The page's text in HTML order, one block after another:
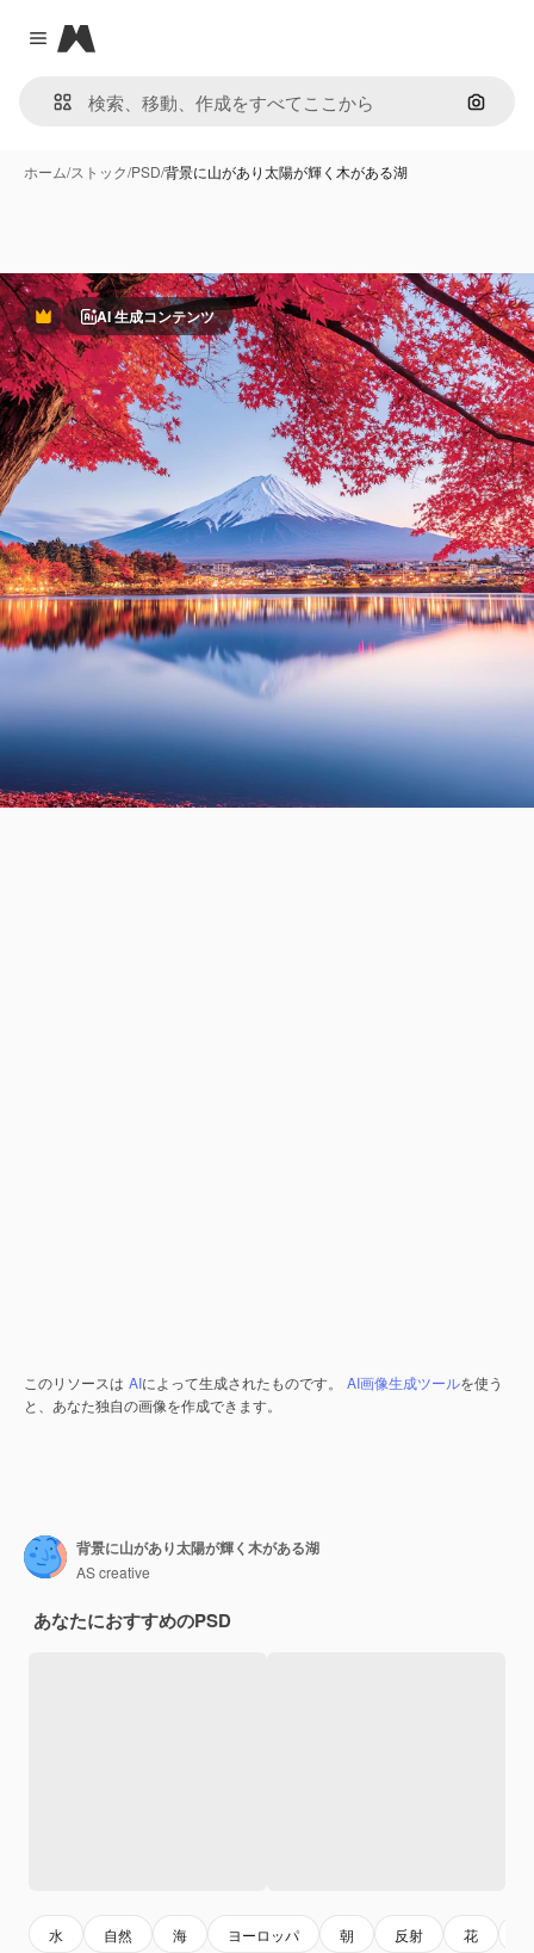
Close menu
Magnific
画像で
ホーム/ストック/PSD/背景に山があり太陽が輝く木がある湖
PremiumAI 生成コンテンツ
このリソースは AIによって生成されたものです。 AI画像生成ツールを使う
と、あなた独自の画像を作成できます。
背景に山があり太陽が輝く木がある湖
AS creative
あなたにおすすめのPSD
水 自然 海 ヨーロッパ 朝 反射 花